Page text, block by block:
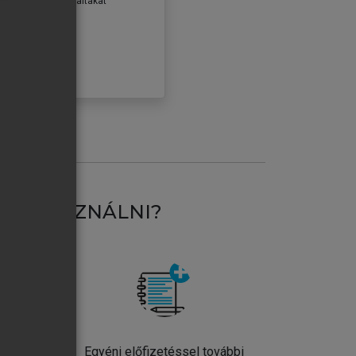
HASZNÁLNI?
Egyéni előfizetéssel további